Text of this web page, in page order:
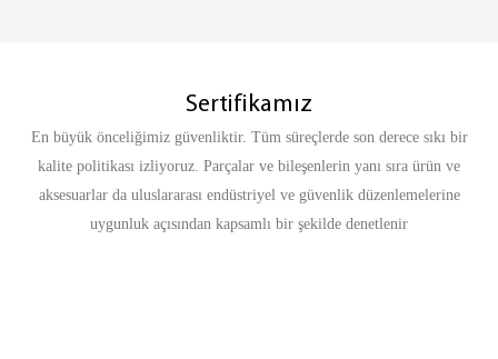
Sertifikamız
En büyük önceliğimiz güvenliktir. Tüm süreçlerde son derece sıkı bir
kalite politikası izliyoruz. Parçalar ve bileşenlerin yanı sıra ürün ve
aksesuarlar da uluslararası endüstriyel ve güvenlik düzenlemelerine
uygunluk açısından kapsamlı bir şekilde denetlenir